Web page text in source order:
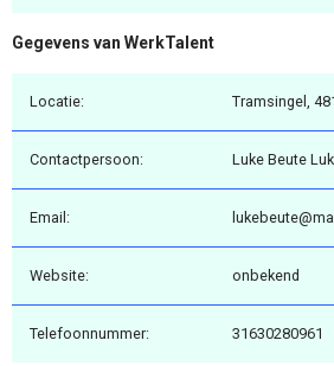
Gegevens van WerkTalent
Locatie: Tramsingel,
Contactpersoon: Luke Beute
Email:
Website: onbekend
Telefoonnummer: 31630280961